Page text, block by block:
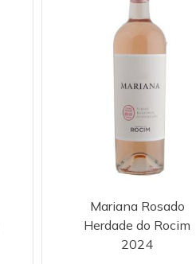
Mariana Rosado
Herdade do Rocim
2024